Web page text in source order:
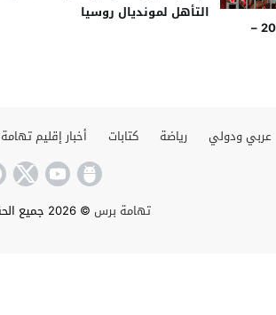
مصر تفوز على الكونغو و تتأهل إلى كأس العالم 2018 –
التأهل لمونديال روسيا
عربي ودولي رياضة كتابات أخبار إقليم تهامة
تهامة برس © 2026 جميع الحقوق محفوظة.